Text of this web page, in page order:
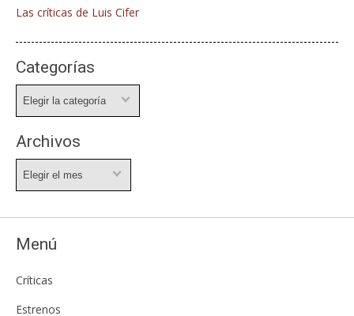
Las críticas de Luis Cifer
Categorías
Archivos
Menú
Críticas
Estrenos